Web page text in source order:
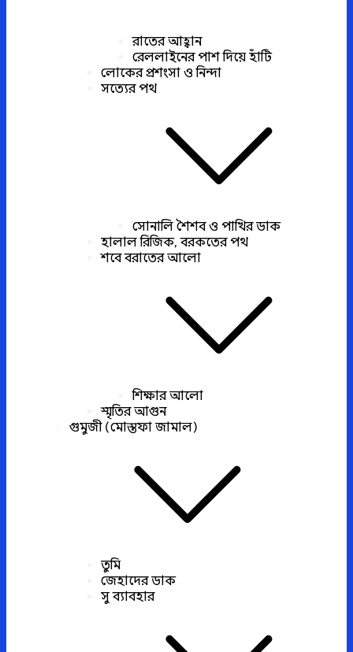
রাতের আহ্বান
রেললাইনের পাশ দিয়ে হাঁটি
লোকের প্রশংসা ও নিন্দা
সত্যের পথ
সোনালি শৈশব ও পাখির ডাক
হালাল রিজিক, বরকতের পথ
শবে বরাতের আলো
শিক্ষার আলো
স্মৃতির আগুন
গুমুজী (মোস্তফা জামাল)
তুমি
জেহাদের ডাক
সু ব্যাবহার